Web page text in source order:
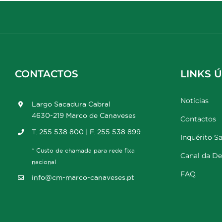
CONTACTOS
Largo Sacadura Cabral
4630-219 Marco de Canaveses
T. 255 538 800 | F. 255 538 899
* Custo de chamada para rede fixa
nacional
info@cm-marco-canaveses.pt
LINKS
Notícias
Contactos
Inquérito
Canal da
FAQ